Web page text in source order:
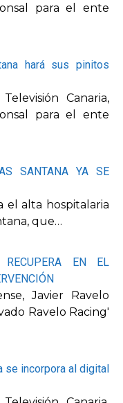
para el ente
hará sus pinitos
Canaria,
para el ente
SANTANA YA SE
el alta hospitalaria
que…
EN EL
Javier Ravelo
Ravelo Racing'
se incorpora al digital